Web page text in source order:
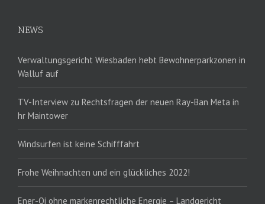
NEWS
Verwaltungsgericht Wiesbaden hebt Bewohnerparkzonen in
Walluf auf
TV-Interview zu Rechtsfragen der neuen Ray-Ban Meta in
hr Maintower
Windsurfen ist keine Schifffahrt
Frohe Weihnachten und ein glückliches 2022!
Ener-Qi ohne markenrechtliche Energie – Landgericht